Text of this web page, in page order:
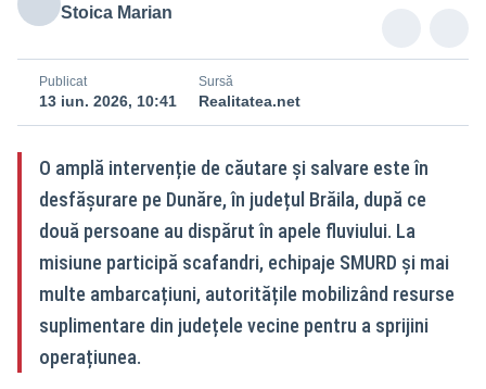
Stoica Marian
Publicat
13 iun. 2026, 10:41
Sursă
Realitatea.net
O amplă intervenție de căutare și salvare este în
desfășurare pe Dunăre, în județul Brăila, după ce
două persoane au dispărut în apele fluviului. La
misiune participă scafandri, echipaje SMURD și mai
multe ambarcațiuni, autoritățile mobilizând resurse
suplimentare din județele vecine pentru a sprijini
operațiunea.